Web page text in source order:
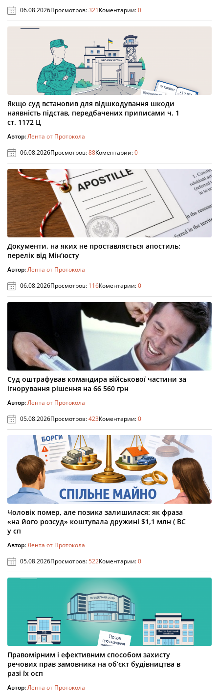
06.08.2026Просмотров:321Коментарии:0
Якщо суд встановив для відшкодування шкоди
наявність підстав, передбачених приписами ч. 1
ст. 1172 Ц
Автор:Лента от Протокола
06.08.2026Просмотров:88Коментарии:0
Документи, на яких не проставляється апостиль:
перелік від Мін’юсту
Автор:Лента от Протокола
06.08.2026Просмотров: 116Коментарии:0
Суд оштрафував командира військової частини за
ігнорування рішення на 66 560 грн
Автор:Лента от Протокола
05.08.2026Просмотров:423Коментарии:0
Чоловік помер, але позика залишилася: як фраза
«на його розсуд» коштувала дружині $1,1 млн ( ВС
у сп
Автор:Лента от Протокола
05.08.2026Просмотров:522Коментарии:0
Правомірним і ефективним способом захисту
речових прав замовника на об’єкт будівництва в
разі їх осп
Автор:Лента от Протокола